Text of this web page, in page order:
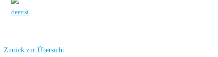
deensi
Zurück zur Übersicht